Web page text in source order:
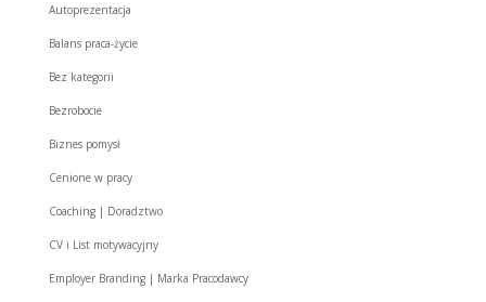
Autoprezentacja
Balans praca-życie
Bez kategorii
Bezrobocie
Biznes pomysł
Cenione w pracy
Coaching | Doradztwo
CV i List motywacyjny
Employer Branding | Marka Pracodawcy